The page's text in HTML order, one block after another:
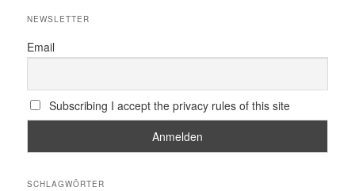
NEWSLETTER
Email
Subscribing I accept the privacy rules of this site
SCHLAGWÖRTER